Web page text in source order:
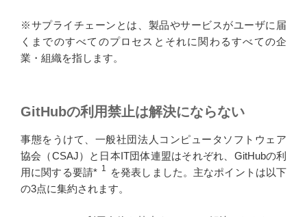
※サプライチェーンとは、製品やサービスがユーザに届
くまでのすべてのプロセスとそれに関わるすべての企
業・組織を指します。
GitHubの利用禁止は解決にならない
事態をうけて、一般社団法人コンピュータソフトウェア
協会（CSAJ）と日本IT団体連盟はそれぞれ、GitHubの利
用に関する要請* 1
を発表しました。主なポイントは以下
の3点に集約されます。